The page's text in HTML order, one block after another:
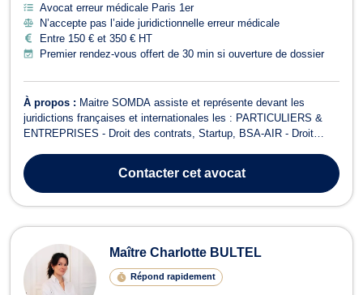
Avocat erreur médicale Paris 1er
N’accepte pas l’aide juridictionnelle erreur médicale
Entre 150 € et 350 € HT
Premier rendez-vous offert de 30 min si ouverture de dossier
À propos : Maitre SOMDA assiste et représente devant les
juridictions françaises et internationales les : PARTICULIERS &
ENTREPRISES - Droit des contrats, Startup, BSA-AIR - Droit
Droit de la santé et responsabilité médicale - Droits de l’homme
(CNDA, CEDH) et RSE ...Contactercet avocat
Maître Charlotte BULTEL
Répond rapidement